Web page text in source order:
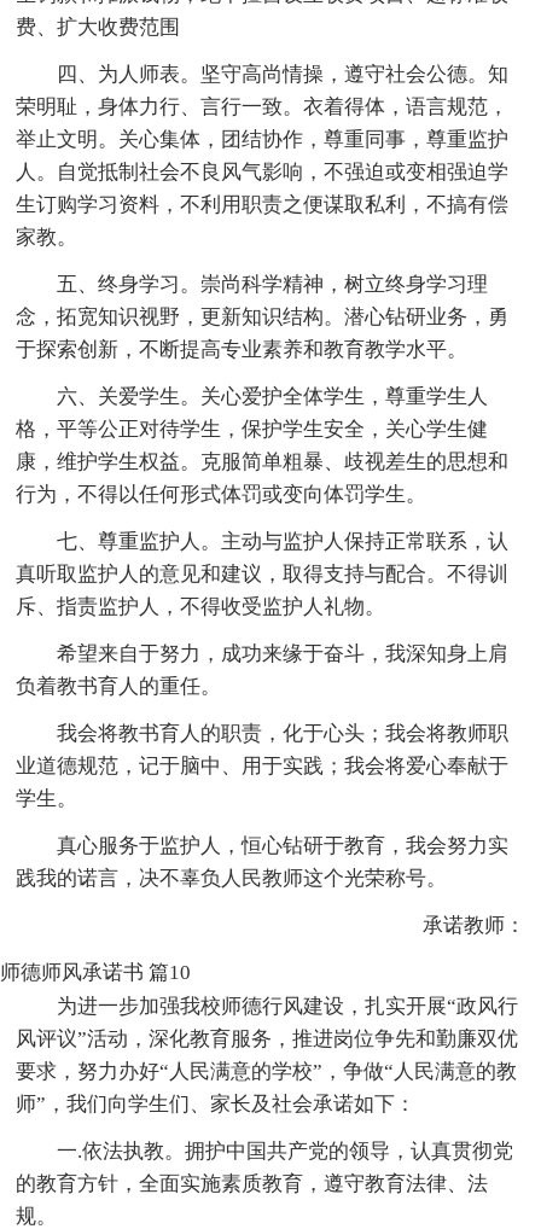
费、扩大收费范围
四、为人师表。坚守高尚情操，遵守社会公德。知
荣明耻，身体力行、言行一致。衣着得体，语言规范，
举止文明。关心集体，团结协作，尊重同事，尊重监护
人。自觉抵制社会不良风气影响，不强迫或变相强迫学
生订购学习资料，不利用职责之便谋取私利，不搞有偿
家教。
五、终身学习。崇尚科学精神，树立终身学习理
念，拓宽知识视野，更新知识结构。潜心钻研业务，勇
于探索创新，不断提高专业素养和教育教学水平。
六、关爱学生。关心爱护全体学生，尊重学生人
格，平等公正对待学生，保护学生安全，关心学生健
康，维护学生权益。克服简单粗暴、歧视差生的思想和
行为，不得以任何形式体罚或变向体罚学生。
七、尊重监护人。主动与监护人保持正常联系，认
真听取监护人的意见和建议，取得支持与配合。不得训
斥、指责监护人，不得收受监护人礼物。
希望来自于努力，成功来缘于奋斗，我深知身上肩
负着教书育人的重任。
我会将教书育人的职责，化于心头；我会将教师职
业道德规范，记于脑中、用于实践；我会将爱心奉献于
学生。
真心服务于监护人，恒心钻研于教育，我会努力实
践我的诺言，决不辜负人民教师这个光荣称号。
承诺教师：
师德师风承诺书 篇10
为进一步加强我校师德行风建设，扎实开展“政风行
风评议”活动，深化教育服务，推进岗位争先和勤廉双优
要求，努力办好“人民满意的学校”，争做“人民满意的教
师”，我们向学生们、家长及社会承诺如下：
一.依法执教。拥护中国共产党的领导，认真贯彻党
的教育方针，全面实施素质教育，遵守教育法律、法
规。